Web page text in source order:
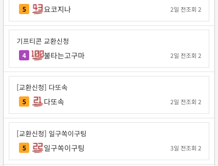
5 요코지나 2일 전조회 2
기프티콘 교환신청
4 불타는고구마 2일 전조회 2
[교환신청] 다또속
5 다또속 2일 전조회 2
[교환신청] 일구쏙이구팅
5 일구쏙이구팅 3일 전조회 2